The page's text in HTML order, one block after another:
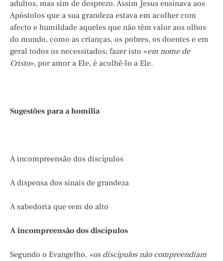
adultos, mas sim de desprezo. Assim Jesus ensinava aos
Apóstolos que a sua grandeza estava em acolher com
afecto e humildade aqueles que não têm valor aos olhos
do mundo, como as crianças, os pobres, os doentes e em
geral todos os necessitados; fazer isto «em nome de
Cristo», por amor a Ele, é acolhê-lo a Ele.
Sugestões para a homilia
A incompreensão dos discípulos
A dispensa dos sinais de grandeza
A sabedoria que vem do alto
A incompreensão dos discípulos
Segundo o Evangelho, «os discípulos não compreendiam